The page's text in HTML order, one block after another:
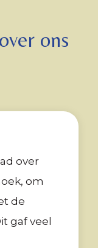
ons
over
om
de
gaf veel